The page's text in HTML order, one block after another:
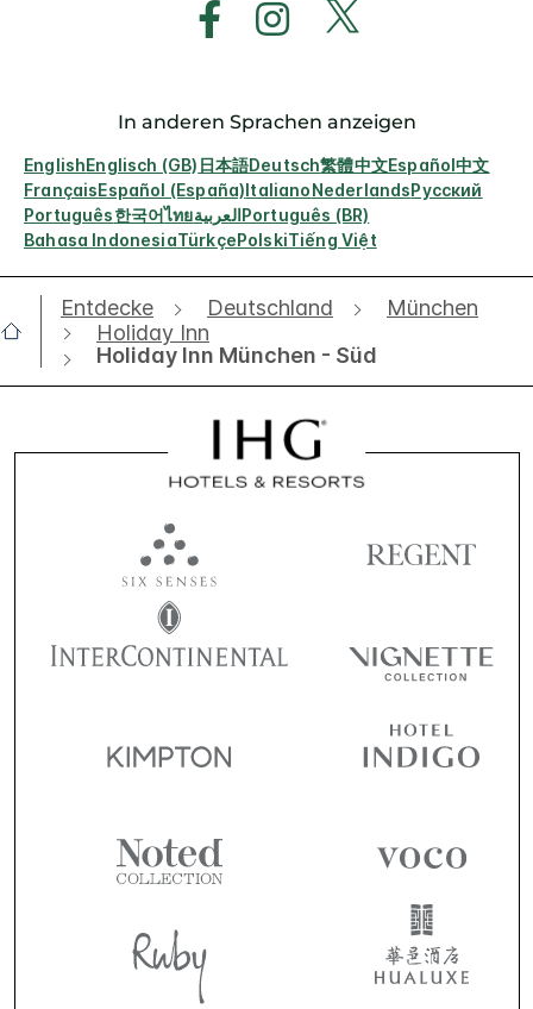
In anderen Sprachen anzeigen
EnglishEnglisch (GB) 日本語Deutsch繁體中文Español中文
FrançaisEspañol (España)ItalianoNederlandsРусский
Português한국어ไทยالعربيةPortuguês (BR)
Bahasa IndonesiaTürkçePolskiTiếng Việt
Entdecke Deutschland
München
Holiday Inn
Holiday Inn München - Süd